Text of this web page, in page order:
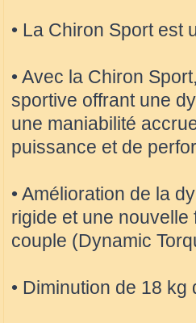
• La Chiron Sport est
• Avec la Chiron
sportive offrant une
une maniabilité
puissance et de
• Amélioration de la
rigide et une
couple (Dynamic
• Diminution de 18